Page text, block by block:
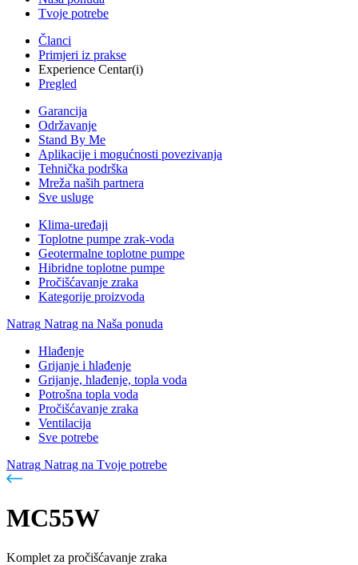
Tvoje potrebe
Članci
Primjeri iz prakse
Experience Centar(i)
Pregled
Garancija
Održavanje
Stand By Me
Aplikacije i mogućnosti povezivanja
Tehnička podrška
Mreža naših partnera
Sve usluge
Klima-uređaji
Toplotne pumpe zrak-voda
Geotermalne toplotne pumpe
Hibridne toplotne pumpe
Pročišćavanje zraka
Kategorije proizvoda
Natrag Natrag na Naša ponuda
Hlađenje
Grijanje i hlađenje
Grijanje, hlađenje, topla voda
Potrošna topla voda
Pročišćavanje zraka
Ventilacija
Sve potrebe
Natrag Natrag na Tvoje potrebe
MC55W
Komplet za pročišćavanje zraka